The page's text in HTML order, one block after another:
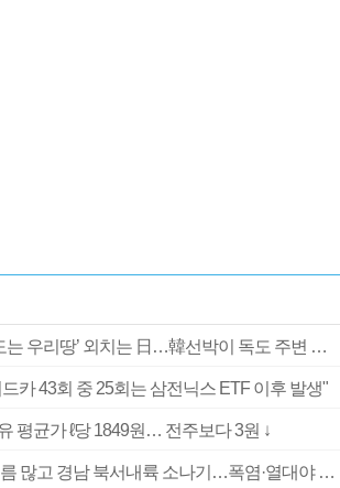
[속보] 여전히 ‘독도는 우리땅’ 외치는 日…韓선박이 독도 주변 해양조사 활동하자 반발
카 43회 중 25회는 삼전닉스 ETF 이후 발생"
평균가 ℓ당 1849원… 전주보다 3원 ↓
부산 울산 경남 구름 많고 경남 북서내륙 소나기…폭염·열대야 계속